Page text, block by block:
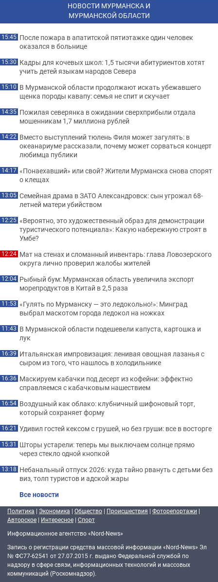
НОВОСТИ МУРМАНСКА И
МУРМАНСКОЙ ОБЛАСТИ
15:45 После пожара в апатитской пятиэтажке один человек
оказался в больнице
15:30 Кадры для кочевых школ: 1,5 тысячи абитуриентов хотят
учить детей языкам народов Севера
15:10 В Мурманской области продолжают искать убежавшего
щенка породы кавапу: семья не спит и скучает
14:35 Пожилая северянка в ожидании сверхприбыли отдала
мошенникам 1,7 миллиона рублей
14:22 Вместо выступлений тюлень Филя может загулять: в
океанариуме рассказали, почему может сорваться концерт
любимца публики
14:17 «Понаехавший» или свой? Жители Мурманска снова спорят
о клещах
13:05 Семейная драма в ЗАТО Александровск: сын угрожал 68-
летней матери убийством
12:25 «Вероятно, это художественный образ для демонстрации
туристического потенциала»: Какую набережную строят в
Умбе?
12:24 Мат на стенах и сломанный инвентарь: глава Ловозерского
округа лично проверил жалобы жителей
12:04 Рыбный бум: Мурманская область увеличила экспорт
морепродуктов в Китай в 2,5 раза
11:53 «Гулять по Мурманску — это ледокольно!»: Минград
выбрал маскотом города ледокол на ножках
11:43 В Мурманской области подешевели капуста, картошка и
лук
16:39 Итальянская импровизация: ленивая овощная лазанья с
сыром из того, что нашлось в холодильнике
16:36 Маскируем кабачки под десерт из кофейни: эффектно
справляемся с кабачковым нашествием
16:54 Воздушный как облако: клубничный шифоновый торт,
который сохраняет форму
16:21 Удивил гостей кексом с грушей, но без груши: все в восторге
15:31 Шторы устарели: теперь мы выключаем солнце прямо
через стекло одной кнопкой
13:18 Небанальный отпуск 2026: куда тайно рвануть с детьми без
виз, толп туристов и адской жары
Все новости
Политика | Экономика | Общество | Происшествия | Фоторепортажи |
Авторское | Интересное | Спорт
Информационное агентство «Nord-News»
Запись о регистрации средства массовой информации «Nord-News» Эл
№ ФС77-62541 от 27.07.2015 г. выдано Федеральной службой по
надзору в сфере связи, информационных технологий и массовых
коммуникаций (Роскомнадзор).